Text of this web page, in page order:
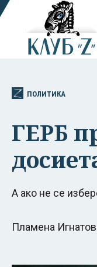
ПОЛИТИКА
ГЕРБ
А ако не се
Пламена